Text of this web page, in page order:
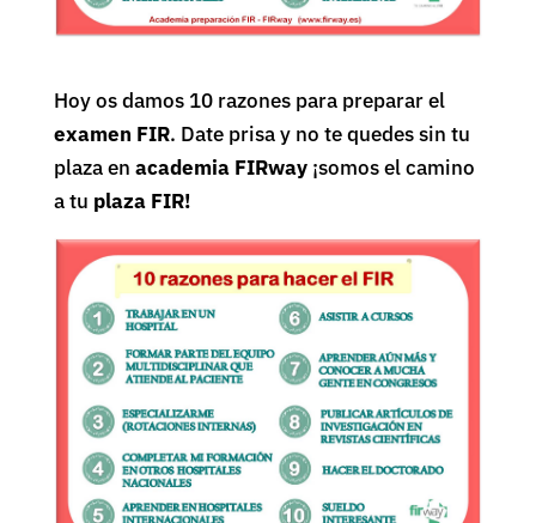
Hoy os damos 10 razones para preparar el
examen FIR. Date prisa y no te quedes sin tu
plaza en academia FIRway¡somos el camino
a tu plaza FIR!